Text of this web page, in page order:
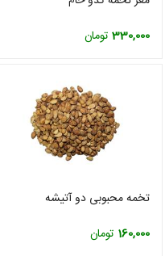
330,000 تومان
تخمه محبوبی دو آتیشه
160,000 تومان